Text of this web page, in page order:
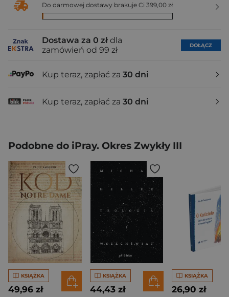
Do darmowej dostawy brakuje Ci 399,00 zł
Dostawa za 0 zł dla
zamówień od 99 zł
DOŁĄCZ
Kup teraz, zapłać za 30 dni
Kup teraz, zapłać za 30 dni
Podobne do iPray. Okres Zwykły III
KSIĄŻKA
49,96 zł
KSIĄŻKA
44,43 zł
KSIĄŻKA
26,90 zł